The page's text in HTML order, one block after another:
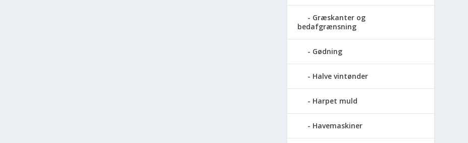
Græskanter og
bedafgrænsning
Gødning
Halve vintønder
Harpet muld
Havemaskiner